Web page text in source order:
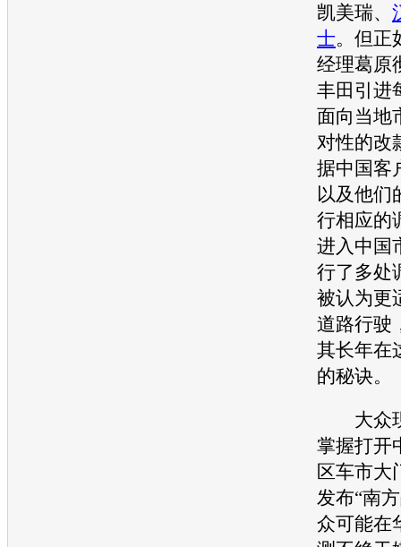
凯美瑞、
士。但正
经理葛原
丰田 引进
面向当地
对性的改
据中国客
以及他们
行相应的
进入中国
行了多处
被认为更
道路行驶
其长年在
的秘诀。
大众
掌握打开
区车市大
发布“南
众可能在